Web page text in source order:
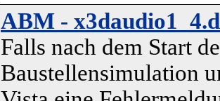
ABM -
Falls nach dem Start
Baustellensimulation